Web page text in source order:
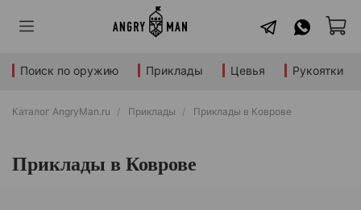
Поиск по оружию Приклады Цевья Рукоятки
Каталог AngryMan.ru Приклады Приклады в Коврове
Приклады в Коврове